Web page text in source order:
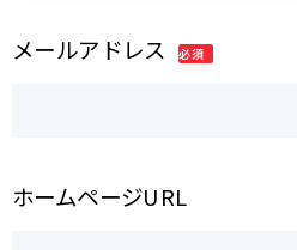
メールアドレス
ホームページURL